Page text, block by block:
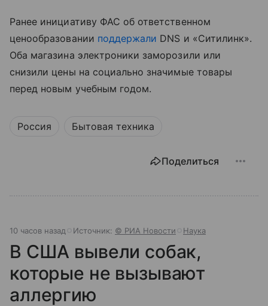
Ранее инициативу ФАС об ответственном
ценообразовании поддержали DNS и «Ситилинк».
Оба магазина электроники заморозили или
снизили цены на социально значимые товары
перед новым учебным годом.
Россия Бытовая техника
Поделиться
10 часов назад Источник: © РИА Новости Наука
В США вывели собак,
которые не вызывают
аллергию